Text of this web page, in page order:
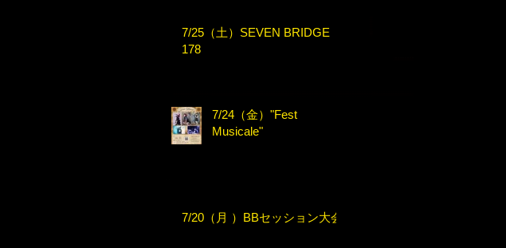
7/25（土）SEVEN BRIDGE
178
7/24（金）"Fest
Musicale"
7/20（月 ）BBセッション大会